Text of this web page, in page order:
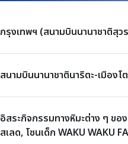
กรุงเทพฯ (สนามบินนานาชาติสุ
สนามบินนานาชาตินาริตะ-เมือง
อิสระกิจกรรมทางหิมะต่าง ๆ ขอ
สเลด, โซนเด็ก WAKU WAKU